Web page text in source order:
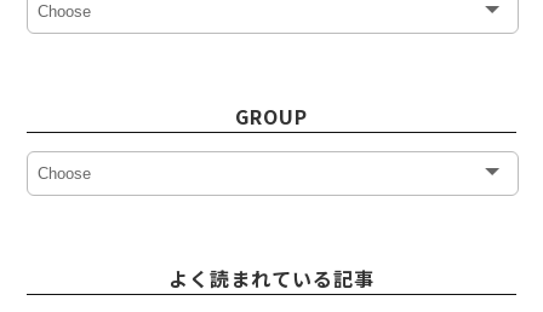
GROUP
よく読まれている記事